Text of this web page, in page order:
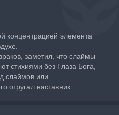
концентрацией элемента
заметил, что слаймы
стихиями без Глаза Бога,
слаймов или
отругал наставник.